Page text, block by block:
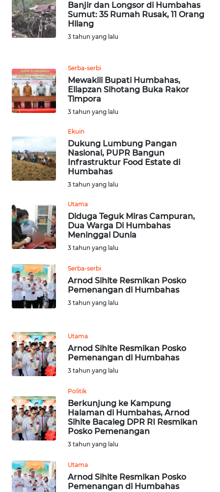
Banjir dan Longsor di Humbahas
Sumut: 35 Rumah Rusak, 11 Orang
Hilang
3 tahun yang lalu
Serba-serbi
Mewakili Bupati Humbahas,
Eliapzan Sihotang Buka Rakor
Timpora
3 tahun yang lalu
Ekuin
Dukung Lumbung Pangan
Nasional, PUPR Bangun
Infrastruktur Food Estate di
Humbahas
3 tahun yang lalu
Utama
Diduga Teguk Miras Campuran,
Dua Warga Di Humbahas
Meninggal Dunia
3 tahun yang lalu
Serba-serbi
Arnod Sihite Resmikan Posko
Pemenangan di Humbahas
3 tahun yang lalu
Utama
Arnod Sihite Resmikan Posko
Pemenangan di Humbahas
3 tahun yang lalu
Politik
Berkunjung ke Kampung
Halaman di Humbahas, Arnod
Sihite Bacaleg DPR RI Resmikan
Posko Pemenangan
3 tahun yang lalu
Utama
Arnod Sihite Resmikan Posko
Pemenangan di Humbahas
TEBING
TINGGI
WN
KARAWANG
WN
WN
BOGOR
WN
TAPANULI
UTARA
WN
SAMOSIR
WN
WN
SUMEDANG
CIANJUR
WN
KEPULAUAN
WN
TANGERANG